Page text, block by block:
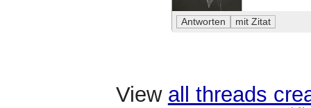
View all threads